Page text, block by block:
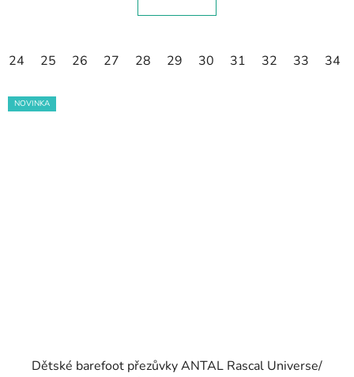
24 25 26 27 28 29 30 31 32 33 34
NOVINKA
Dětské barefoot přezůvky ANTAL Rascal Universe/